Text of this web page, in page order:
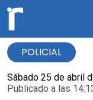
POLICIAL
Sábado 25 de abril
Publicado a las